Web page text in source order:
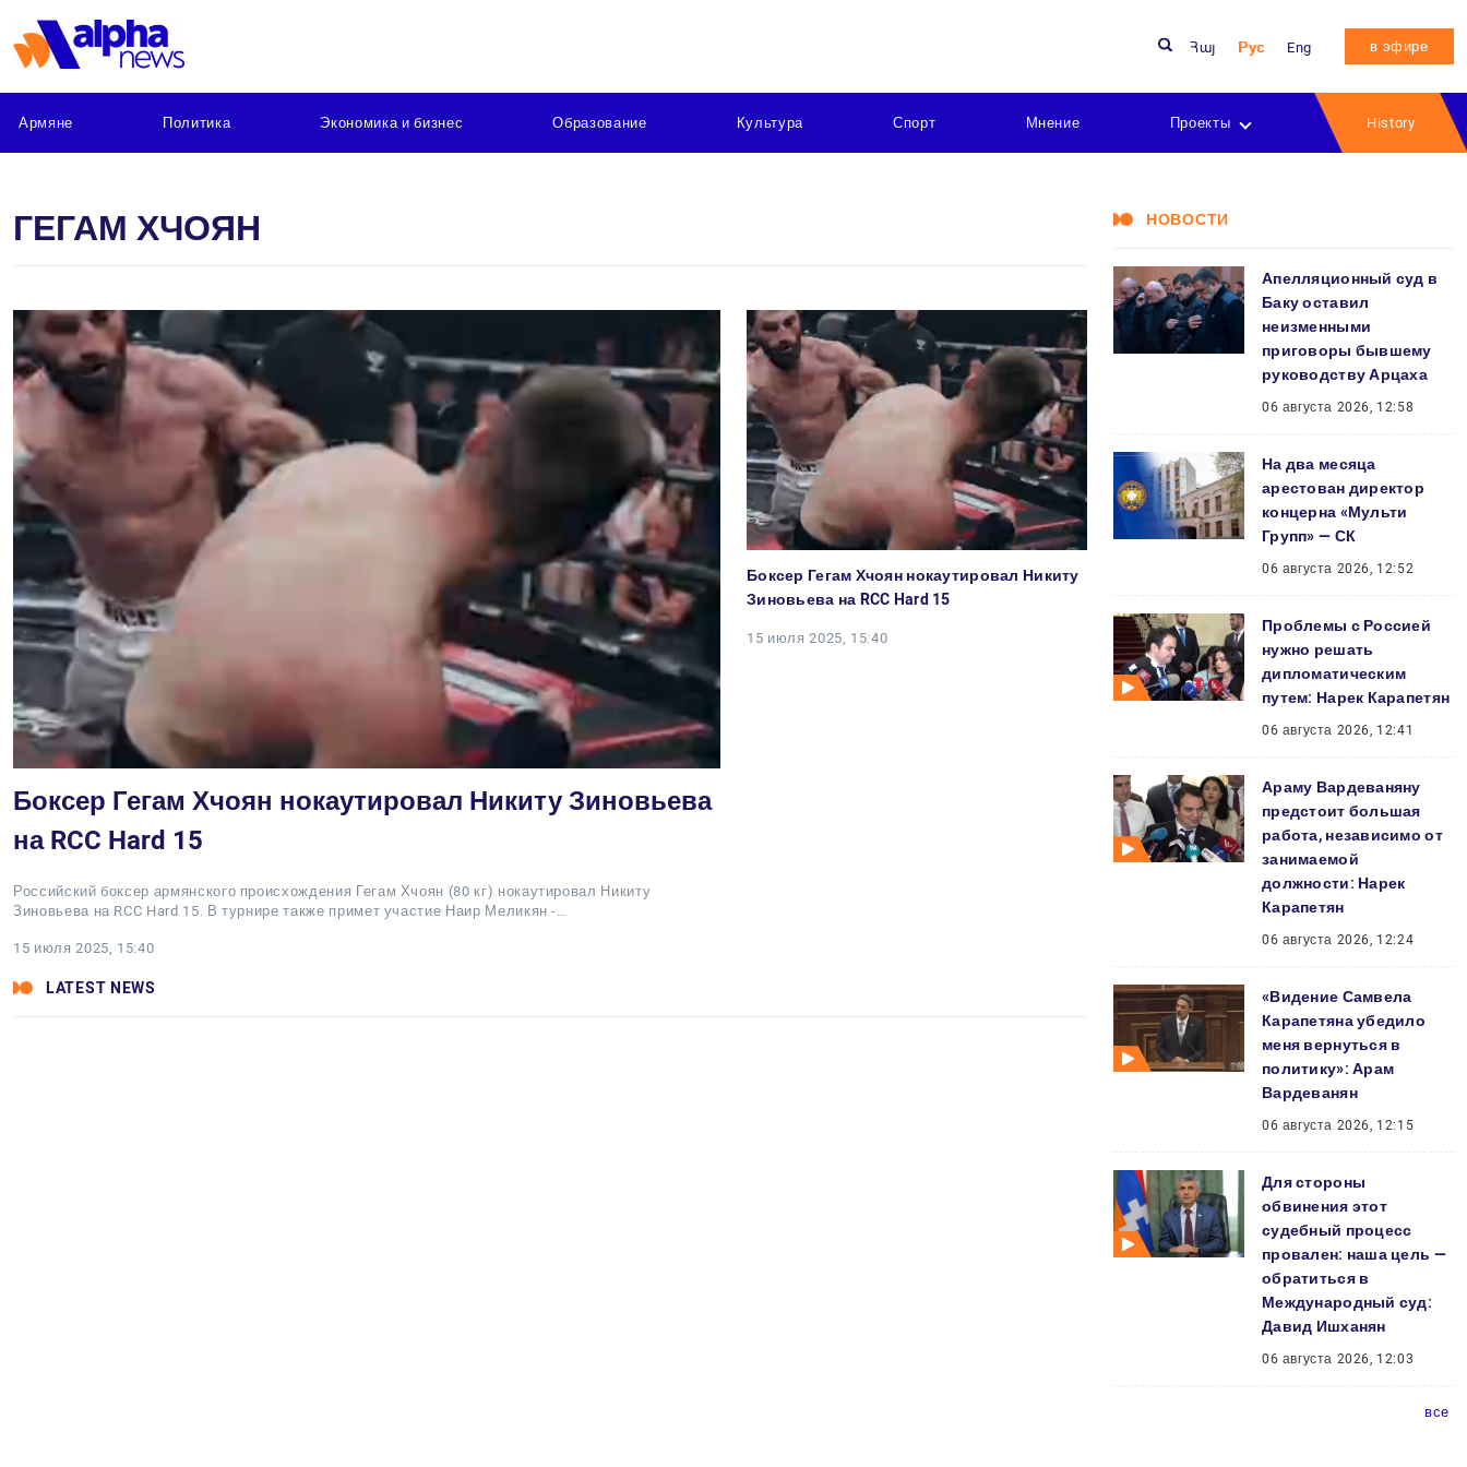
Հայ Рус Eng в эфире
Армяне Политика Экономика и бизнес Образование Культура Спорт Мнение Проекты History
ГЕГАМ ХЧОЯН
Боксер Гегам Хчоян нокаутировал Никиту Зиновьева
на RCC Hard 15
Российский боксер армянского происхождения Гегам Хчоян (80 кг) нокаутировал Никиту
Зиновьева на RCC Hard 15. В турнире также примет участие Наир Меликян -…
15 июля 2025, 15:40
Боксер Гегам Хчоян нокаутировал Никиту
Зиновьева на RCC Hard 15
15 июля 2025, 15:40
LATEST NEWS
НОВОСТИ
Апелляционный суд в
Баку оставил
неизменными
приговоры бывшему
руководству Арцаха
06 августа 2026, 12:58
На два месяца
арестован директор
концерна «Мульти
Групп» — СК
06 августа 2026, 12:52
Проблемы с Россией
нужно решать
дипломатическим
путем: Нарек Карапетян
06 августа 2026, 12:41
Араму Вардеваняну
предстоит большая
работа, независимо от
занимаемой
должности: Нарек
Карапетян
06 августа 2026, 12:24
«Видение Самвела
Карапетяна убедило
меня вернуться в
политику»: Арам
Вардеванян
06 августа 2026, 12:15
Для стороны
обвинения этот
судебный процесс
провален: наша цель —
обратиться в
Международный суд:
Давид Ишханян
06 августа 2026, 12:03
все